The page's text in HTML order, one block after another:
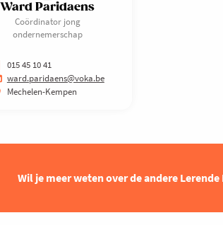
Ward Paridaens
Coördinator jong
ondernemerschap
015 45 10 41
ward.paridaens@voka.be
Mechelen-Kempen
Wil je meer weten over de andere